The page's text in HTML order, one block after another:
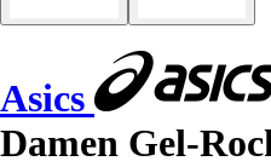
Asics
Damen Gel-